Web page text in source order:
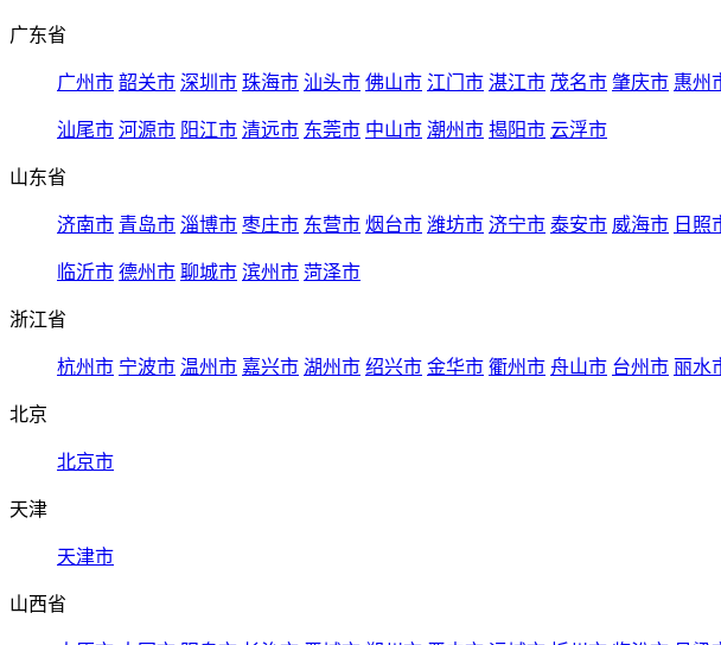
广东省
广州市 韶关市 深圳市 珠海市 汕头市 佛山市 江门市 湛江市 茂名市 肇庆市 惠州
汕尾市 河源市 阳江市 清远市 东莞市 中山市 潮州市 揭阳市 云浮市
山东省
济南市 青岛市 淄博市 枣庄市 东营市 烟台市 潍坊市 济宁市 泰安市 威海市 日照
临沂市 德州市 聊城市 滨州市 菏泽市
浙江省
杭州市 宁波市 温州市 嘉兴市 湖州市 绍兴市 金华市 衢州市 舟山市 台州市 丽水
北京
北京市
天津
天津市
山西省